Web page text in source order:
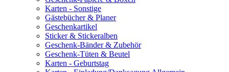
Karten - Sonstige
Gästebücher & Planer
Geschenkartikel
Sticker & Stickeralben
Geschenk-Bänder & Zubehör
Geschenk-Tüten & Beutel
Karten - Geburtstag